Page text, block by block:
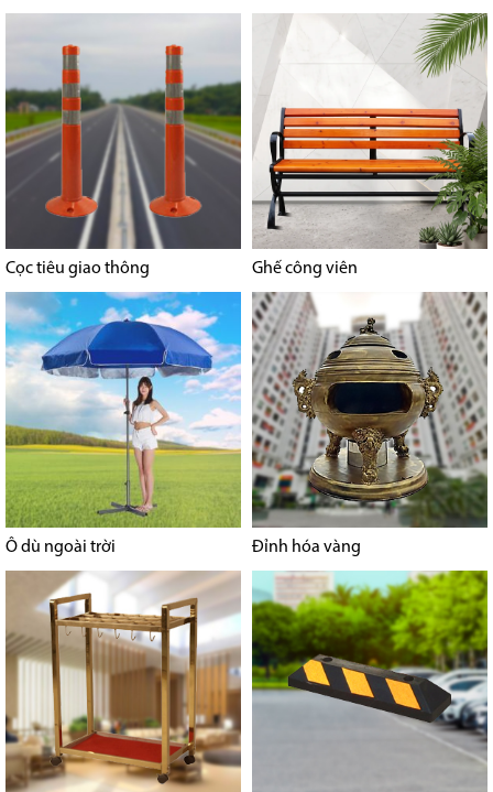
Cọc tiêu giao thông Ghế công viên
Ô dù ngoài trời Đỉnh hóa vàng